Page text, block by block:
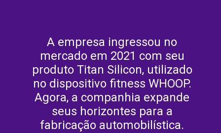
A empresa ingressou no
mercado em 2021 com seu
produto Titan Silicon, utilizado
no dispositivo fitness WHOOP.
Agora, a companhia expande
seus horizontes para a
fabricação automobilística.